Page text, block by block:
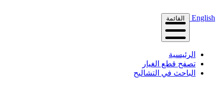
English القائمة
الرئيسية
تصفح قطع الغيار
الباحث في التشاليح